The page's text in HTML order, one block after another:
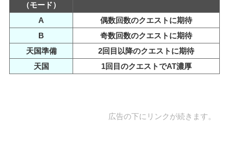
（モード）
A
偶数回数のクエストに期待
B
奇数回数のクエストに期待
天国準備
2回目以降のクエストに期待
天国
1回目のクエストでAT濃厚
広告の下にリンクが続きます。